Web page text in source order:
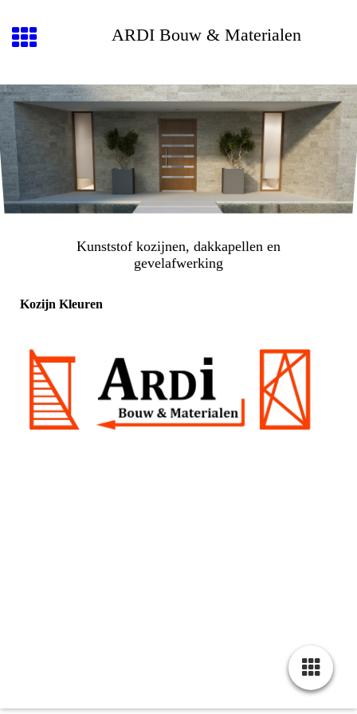
ARDI Bouw & Materialen
Kunststof kozijnen, dakkapellen en
gevelafwerking
Kozijn Kleuren